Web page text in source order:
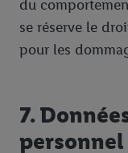
du
se réserve le
pour les
7.
personnel